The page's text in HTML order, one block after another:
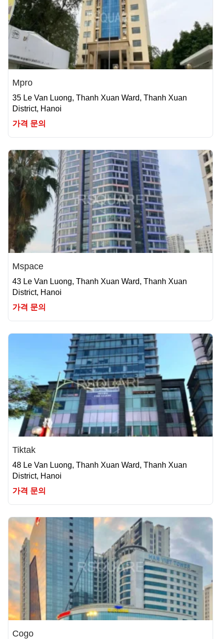
Mpro
35 Le Van Luong, Thanh Xuan Ward, Thanh Xuan
District, Hanoi
가격 문의
Mspace
43 Le Van Luong, Thanh Xuan Ward, Thanh Xuan
District, Hanoi
가격 문의
Tiktak
48 Le Van Luong, Thanh Xuan Ward, Thanh Xuan
District, Hanoi
가격 문의
Cogo